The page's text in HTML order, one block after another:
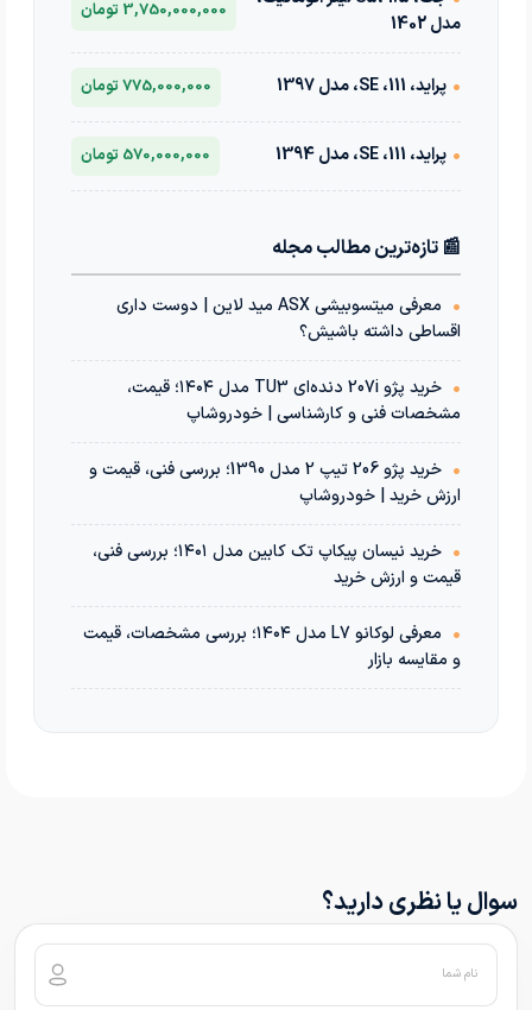
مدل 1402
3,750,000,000 تومان
• پراید، 111، SE، مدل 1397 775,000,000 تومان
• پراید، 111، SE، مدل 1394 570,000,000 تومان
📰 تازه‌ترین مطالب مجله
•
معرفی میتسوبیشی ASX مید لاین | دوست داری
اقساطی داشته باشیش؟
•
خرید پژو 207i دنده‌ای TU3 مدل ۱۴۰۴؛ قیمت،
مشخصات فنی و کارشناسی | خودروشاپ
•
خرید پژو 206 تیپ 2 مدل 1390؛ بررسی فنی، قیمت و
ارزش خرید | خودروشاپ
•
خرید نیسان پیکاپ تک کابین مدل ۱۴۰۱؛ بررسی فنی،
قیمت و ارزش خرید
•
معرفی لوکانو L7 مدل ۱۴۰۴؛ بررسی مشخصات، قیمت
و مقایسه بازار
سوال یا نظری دارید؟
نام شما